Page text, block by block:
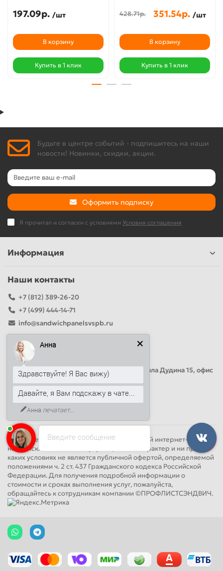
197.09р. /шт
В корзину
Купить в 1 клик
428.71р. 351.54р. /шт
В корзину
Купить в 1 клик
Будьте в центре событий - подпишитесь на наши
новости! Новинки, скидки, акции.
Оформить подписку
Я прочитал и согласен с условиями Условия соглашения
Информация
Наши контакты
+7 (812) 389-26-20
+7 (499) 444-14-71
info@sandwichpanelsvspb.ru
Наш адрес
Офис продаж
Адрес: Россия, Санкт-Петербург, Михаила Дудина 15, офис
41
Круглосуточно
Обращаем Ваше внимание на то, что данный интернет-сайт
носит исключительно информационный характер и ни при
каких условиях не является публичной офертой, определяемой
положениями ч. 2 ст. 437 Гражданского кодекса Российской
Федерации. Для получения подробной информации о
стоимости и сроках выполнения услуг, пожалуйста,
обращайтесь к сотрудникам компании ©ПРОФЛИСТСЭНДВИЧ.
Введите сообщение
Анна
Здравствуйте! Я Вас вижу)
Давайте, я Вам подскажу в чате...
Анна печатает...